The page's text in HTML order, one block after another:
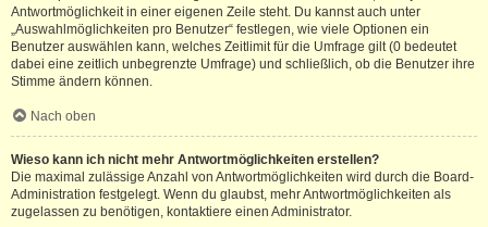
Antwortmöglichkeit in einer eigenen Zeile steht. Du kannst auch unter
„Auswahlmöglichkeiten pro Benutzer“ festlegen, wie viele Optionen ein
Benutzer auswählen kann, welches Zeitlimit für die Umfrage gilt (0 bedeutet
dabei eine zeitlich unbegrenzte Umfrage) und schließlich, ob die Benutzer ihre
Stimme ändern können.
Nach oben
Wieso kann ich nicht mehr Antwortmöglichkeiten erstellen?
Die maximal zulässige Anzahl von Antwortmöglichkeiten wird durch die Board-
Administration festgelegt. Wenn du glaubst, mehr Antwortmöglichkeiten als
zugelassen zu benötigen, kontaktiere einen Administrator.